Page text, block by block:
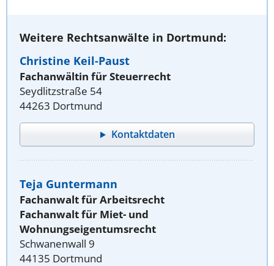
Weitere Rechtsanwälte in Dortmund:
Christine Keil-Paust
Fachanwältin für Steuerrecht
Seydlitzstraße 54
44263 Dortmund
Kontaktdaten
Teja Guntermann
Fachanwalt für Arbeitsrecht
Fachanwalt für Miet- und
Wohnungseigentumsrecht
Schwanenwall 9
44135 Dortmund